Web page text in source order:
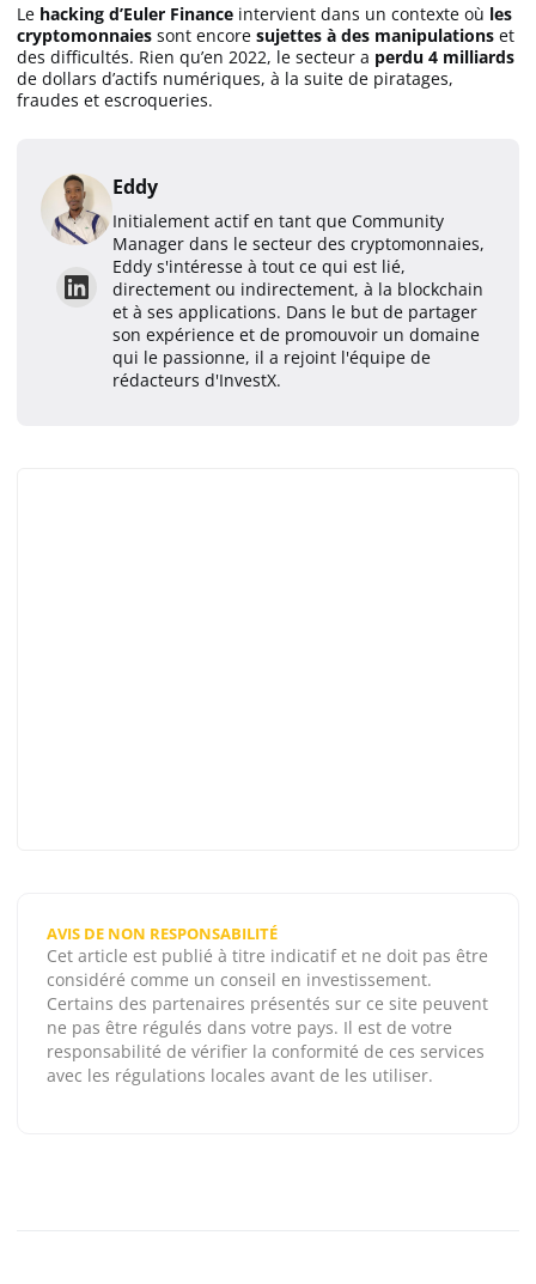
Le hacking d’Euler Finance intervient dans un contexte où les
cryptomonnaies sont encore sujettes à des manipulations et
des difficultés. Rien qu’en 2022, le secteur a perdu 4 milliards
de dollars d’actifs numériques, à la suite de piratages,
fraudes et escroqueries.
Eddy
Initialement actif en tant que Community
Manager dans le secteur des cryptomonnaies,
Eddy s'intéresse à tout ce qui est lié,
directement ou indirectement, à la blockchain
et à ses applications. Dans le but de partager
son expérience et de promouvoir un domaine
qui le passionne, il a rejoint l'équipe de
rédacteurs d'InvestX.
AVIS DE NON RESPONSABILITÉ
Cet article est publié à titre indicatif et ne doit pas être
considéré comme un conseil en investissement.
Certains des partenaires présentés sur ce site peuvent
ne pas être régulés dans votre pays. Il est de votre
responsabilité de vérifier la conformité de ces services
avec les régulations locales avant de les utiliser.